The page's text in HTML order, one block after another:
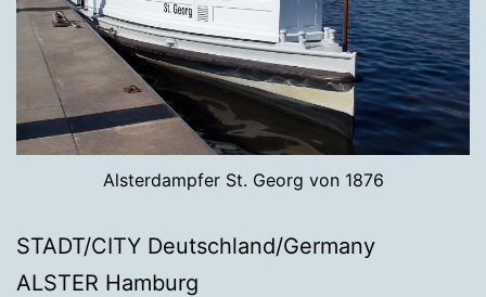
Alsterdampfer St. Georg von 1876
STADT/CITY Deutschland/Germany
ALSTER Hamburg